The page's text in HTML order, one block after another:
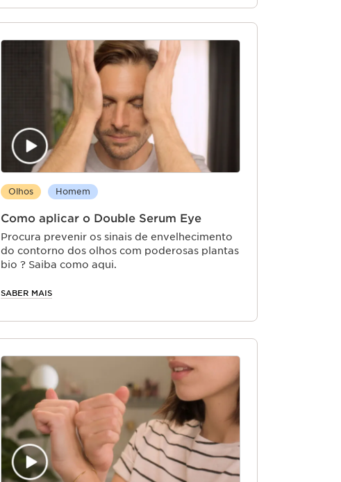
manter o bronzeado durante mais tempo.
Olhos Homem
Como aplicar o Double Serum Eye
Procura prevenir os sinais de envelhecimento
do contorno dos olhos com poderosas plantas
bio ? Saiba como aqui.
SABER MAIS